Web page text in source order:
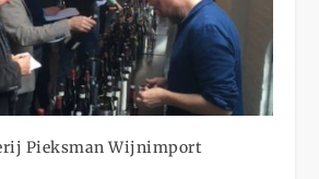
Pieksman Wijnimport